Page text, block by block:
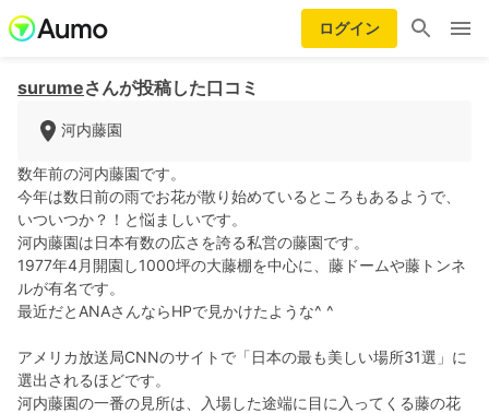
ログイン
surumeさんが投稿した口コミ
河内藤園
数年前の河内藤園です。
今年は数日前の雨でお花が散り始めているところもあるようで、
いついつか？！と悩ましいです。
河内藤園は日本有数の広さを誇る私営の藤園です。
1977年4月開園し1000坪の大藤棚を中心に、藤ドームや藤トンネ
ルが有名です。
最近だとANAさんならHPで見かけたような^ ^
アメリカ放送局CNNのサイトで「日本の最も美しい場所31選」に
選出されるほどです。
河内藤園の一番の見所は、入場した途端に目に入ってくる藤の花